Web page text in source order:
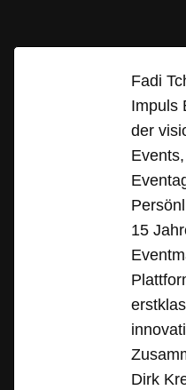
Fadi
Impuls
der
15
Dirk